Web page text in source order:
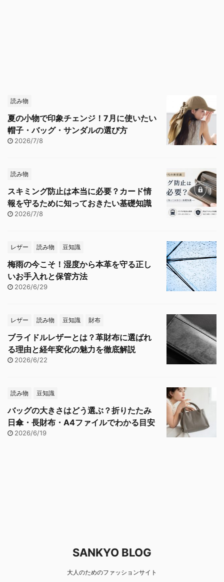
読み物
夏の小物で印象チェンジ！7月に使いたい
帽子・バッグ・サンダルの選び方
2026/7/8
読み物
スキミング防止は本当に必要？カード情
報を守るために知っておきたい基礎知識
2026/7/8
レザー 読み物 豆知識
梅雨の今こそ！湿度から本革を守る正し
いお手入れと保管方法
2026/6/29
レザー 読み物 豆知識 財布
ブライドルレザーとは？革財布に選ばれ
る理由と経年変化の魅力を徹底解説
2026/6/22
読み物 豆知識
バッグの大きさはどう選ぶ？折りたたみ
日傘・長財布・A4ファイルでわかる目安
2026/6/19
SANKYO BLOG
大人のためのファッションサイト